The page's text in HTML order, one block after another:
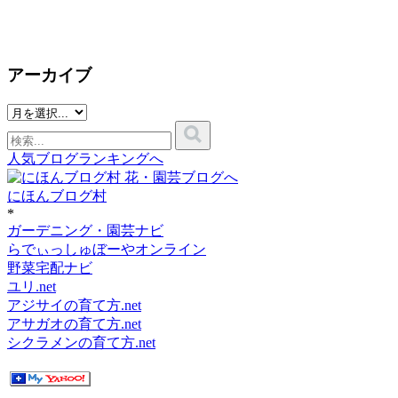
アーカイブ
人気ブログランキングへ
にほんブログ村
*
ガーデニング・園芸ナビ
らでぃっしゅぼーやオンライン
野菜宅配ナビ
ユリ.net
アジサイの育て方.net
アサガオの育て方.net
シクラメンの育て方.net